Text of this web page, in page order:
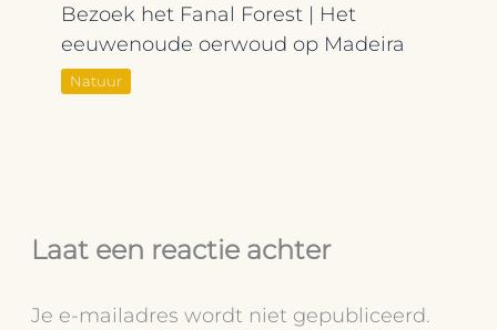
Bezoek het Fanal Forest | Het
eeuwenoude oerwoud op Madeira
Natuur
Laat een reactie achter
Je e-mailadres wordt niet gepubliceerd.